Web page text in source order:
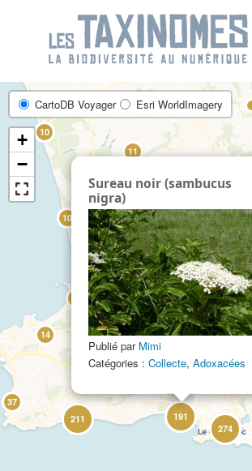
21
9
211
11
10
10
14
37
274
191
Sureau noir (sambucus
nigra)
Publié par Mimi
Catégories : Collecte, Adoxacées
CartoDB Voyager Esri WorldImagery
+
−